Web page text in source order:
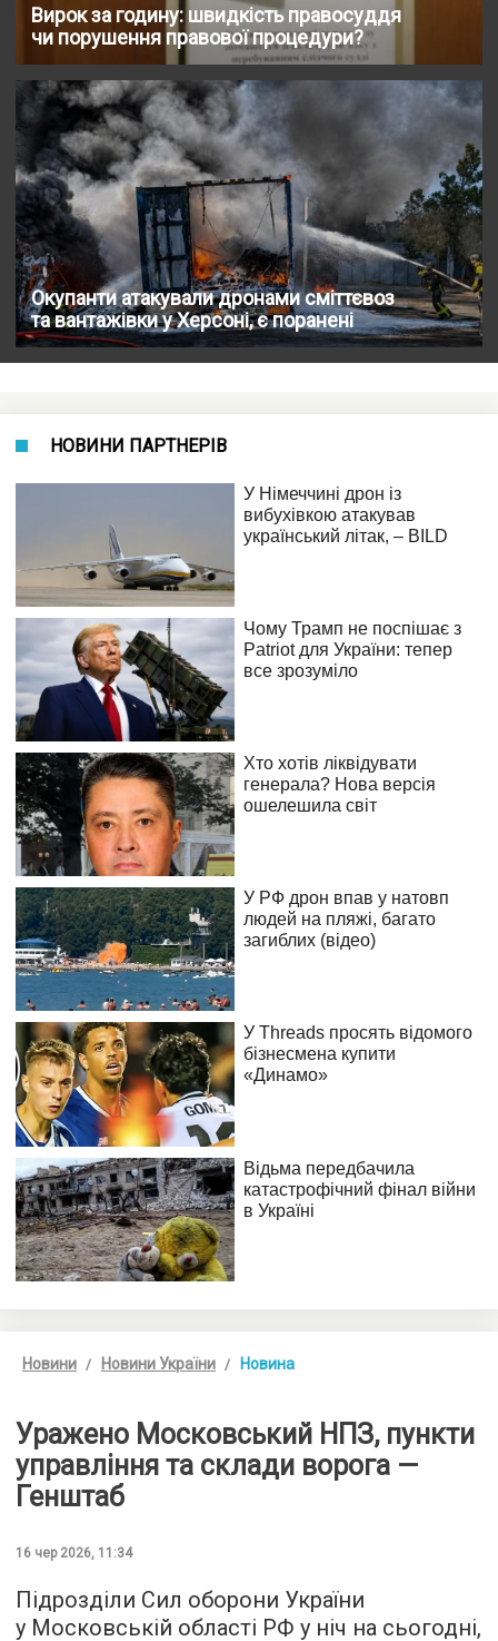
Вирок за годину: швидкість правосуддя
чи порушення правової процедури?
Окупанти атакували дронами сміттєвоз
та вантажівки у Херсоні, є поранені
НОВИНИ ПАРТНЕРІВ
Новини Новини України Новина
Уражено Московський НПЗ, пункти
управління та склади ворога —
Генштаб
16 чер 2026, 11:34
Підрозділи Сил оборони України
у Московській області РФ у ніч на сьогодні,